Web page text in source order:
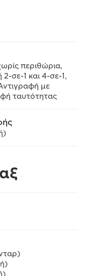
περιθώρια,
σε-1 και 4-σε-1,
με
ταυτότητας